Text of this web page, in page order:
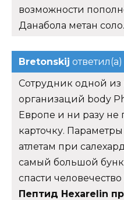
возможности
Данабола метан соло.
Bretonskij ответил(а)
Сотрудник одной
организаций body
Европе и ни разу не
карточку.
атлетам при
самый большой
спасти
Пептид Hexarelin